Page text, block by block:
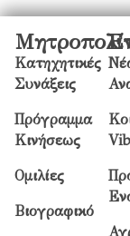
Κατηχητικές
Συνάξεις
Πρόγραμμα
Κινήσεως
Ομιλίες
Βιογραφικό